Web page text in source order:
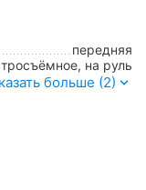
передняя
на руль
больше (2)